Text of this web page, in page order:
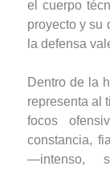
el cuerpo
proyecto y su
la defensa
Dentro de la
representa al
focos
constancia,
—intenso,